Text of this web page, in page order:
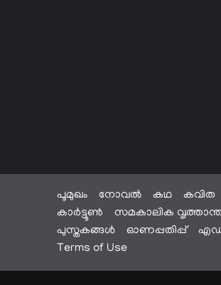
പൂമുഖം നോവൽ കഥ കവിത
കാർട്ടൂൺ
സമകാലിക
പുസ്തകങ്ങൾ
ഓണപ്പതിപ്പ്
Terms of Use